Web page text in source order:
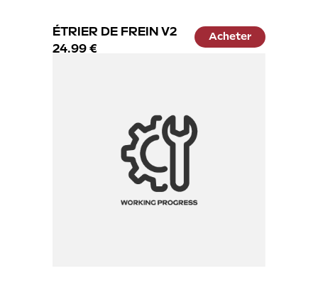
ÉTRIER DE FREIN V2
24.99 €
Acheter